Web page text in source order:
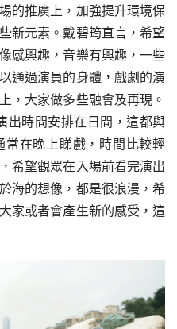
的推廣上，加強提升環境保
新元素。戴碧筠直言，希望
感興趣，音樂有興趣，一些
通過演員的身體，戲劇的演
，大家做多些融會及再現。
出時間安排在日間，這都與
在晚上睇戲，時間比較輕
希望觀眾在入場前看完演出
海的想像，都是很浪漫，希
家或者會產生新的感受，這